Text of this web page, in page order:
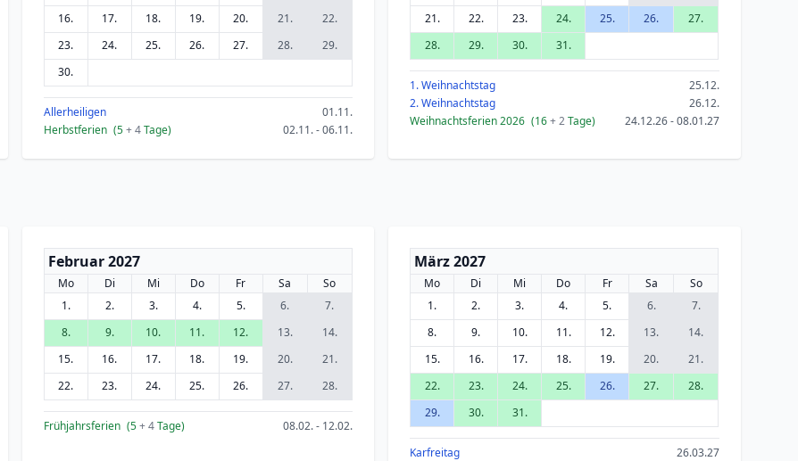
16.
17. 18. 19. 20. 21.
22.
23.
24. 25. 26. 27. 28.
29.
30.
Allerheiligen
01.11.
Herbstferien (5+ 4Tage) 02.11. - 06.11.
21.
22. 23. 24. 25. 26.
27.
28.
29. 30. 31.
1. Weihnachtstag
25.12.
2. Weihnachtstag
26.12.
Weihnachtsferien 2026 (16+ 2Tage) 24.12.26 - 08.01.27
Februar 2027
Mo Di Mi Do Fr Sa
So
1.
2. 3. 4. 5. 6.
7.
8.
9. 10. 11. 12. 13.
14.
15.
16. 17. 18. 19. 20.
21.
22.
23. 24. 25. 26. 27. 28.
Frühjahrsferien (5+ 4Tage) 08.02. - 12.02.
März 2027
Mo Di Mi Do Fr Sa
So
1.
2. 3. 4. 5. 6.
7.
8.
9. 10. 11. 12. 13.
14.
15.
16. 17. 18. 19. 20.
21.
22.
23. 24. 25. 26. 27.
28.
29.
30. 31.
Karfreitag
26.03.27